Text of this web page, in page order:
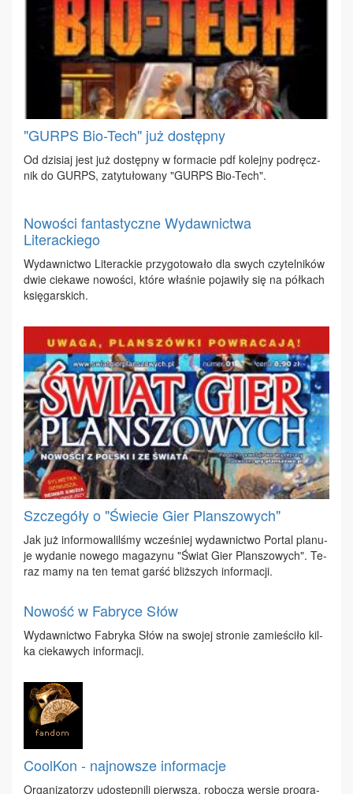
"GURPS Bio-Tech" już dostępny
Od dzi­siaj jest już do­stęp­ny w for­ma­cie pdf ko­lej­ny pod­ręcz­
nik do GURPS, za­ty­tu­ło­wa­ny "GURPS Bio-Tech".
Nowości fantastyczne Wydawnictwa
Literackiego
Wy­daw­nic­two Li­te­rac­kie przy­go­to­wa­ło dla swych czy­tel­ni­ków
dwie cie­ka­we no­wo­ści, któ­re wła­śnie po­ja­wi­ły się na pół­kach
księ­gar­skich.
Szczegóły o "Świecie Gier Planszowych"
Jak już in­for­mo­wa­lil­śmy wcze­śniej wy­daw­nic­two Por­tal pla­nu­
je wy­da­nie no­we­go ma­ga­zy­nu "Świat Gier Plan­szo­wych". Te­
raz ma­my na ten te­mat garść bliż­szych in­for­ma­cji.
Nowość w Fabryce Słów
Wy­daw­nic­two Fa­bry­ka Słów na swo­jej stro­nie za­mie­ści­ło kil­
ka cie­ka­wych in­for­ma­cji.
CoolKon - najnowsze informacje
Or­ga­ni­za­to­rzy udo­stęp­ni­li pierw­szą, ro­bo­czą wer­sje pro­gra­